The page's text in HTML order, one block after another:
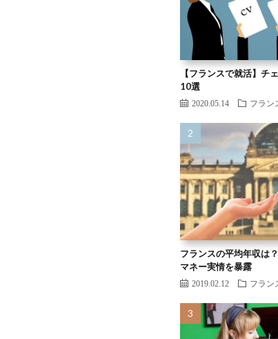
【フランスで就活】チ
10選
2020.05.14 フラン
フランスの平均年収は
マネー実情を暴露
2019.02.12 フラン